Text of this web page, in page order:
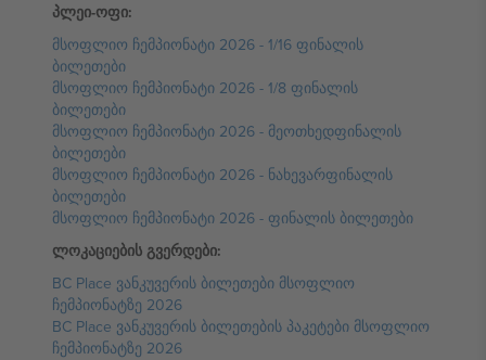
პლეი-ოფი:
მსოფლიო ჩემპიონატი 2026 - 1/16 ფინალის
ბილეთები
მსოფლიო ჩემპიონატი 2026 - 1/8 ფინალის
ბილეთები
მსოფლიო ჩემპიონატი 2026 - მეოთხედფინალის
ბილეთები
მსოფლიო ჩემპიონატი 2026 - ნახევარფინალის
ბილეთები
მსოფლიო ჩემპიონატი 2026 - ფინალის ბილეთები
ლოკაციების გვერდები:
BC Place ვანკუვერის ბილეთები მსოფლიო
ჩემპიონატზე 2026
BC Place ვანკუვერის ბილეთების პაკეტები მსოფლიო
ჩემპიონატზე 2026